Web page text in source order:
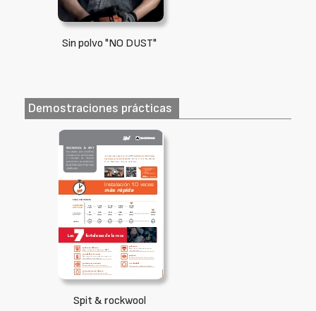
Sin polvo "NO DUST"
Demostraciones prácticas
Spit & rockwool